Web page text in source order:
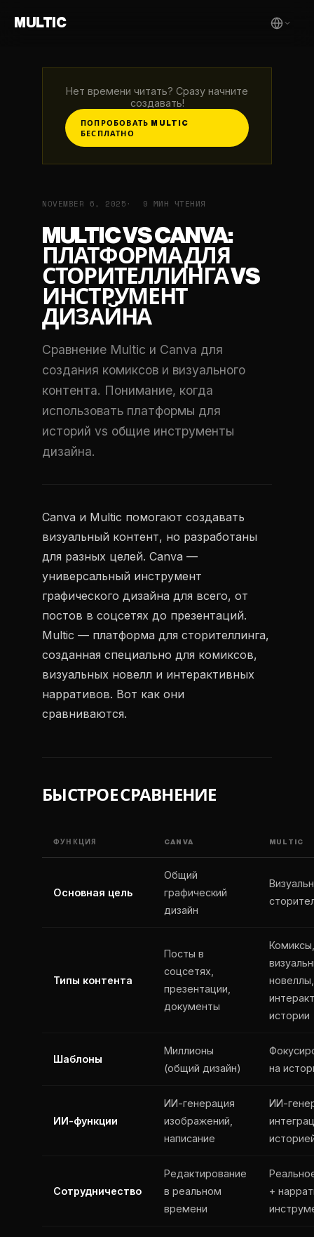
MULTIC
Нет времени читать? Сразу начните
создавать!
ПОПРОБОВАТЬ MULTIC
БЕСПЛАТНО
NOVEMBER 6, 2025 9 МИН ЧТЕНИЯ
MULTIC VS CANVA:
ПЛАТФОРМА ДЛЯ
СТОРИТЕЛЛИНГА VS
ИНСТРУМЕНТ
ДИЗАЙНА
Сравнение Multic и Canva для
создания комиксов и визуального
контента. Понимание, когда
использовать платформы для
историй vs общие инструменты
дизайна.
Canva и Multic помогают создавать
визуальный контент, но разработаны
для разных целей. Canva —
универсальный инструмент
графического дизайна для всего, от
постов в соцсетях до презентаций.
Multic — платформа для сторителлинга,
созданная специально для комиксов,
визуальных новелл и интерактивных
нарративов. Вот как они
сравниваются.
БЫСТРОЕ СРАВНЕНИЕ
ФУНКЦИЯ CANVA MULTIC
Основная цель
Общий
графический
дизайн
Типы контента
Посты в
соцсетях,
презентации,
документы
Комиксы,
новеллы,
истории
Шаблоны
Миллионы
(общий дизайн)
на
ИИ-функции
ИИ-генерация
изображений,
написание
ИИ-
Сотрудничество
Редактирование
в реальном
времени
+